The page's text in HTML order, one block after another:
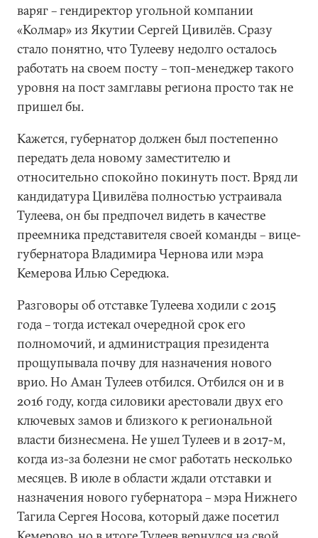
варяг – гендиректор угольной компании
«Колмар» из Якутии Сергей Цивилёв. Сразу
стало понятно, что Тулееву недолго осталось
работать на своем посту – топ-менеджер такого
уровня на пост замглавы региона просто так не
пришел бы.
Кажется, губернатор должен был постепенно
передать дела новому заместителю и
относительно спокойно покинуть пост. Вряд ли
кандидатура Цивилёва полностью устраивала
Тулеева, он бы предпочел видеть в качестве
преемника представителя своей команды – вице-
губернатора Владимира Чернова или мэра
Кемерова Илью Середюка.
Разговоры об отставке Тулеева ходили с 2015
года – тогда истекал очередной срок его
полномочий, и администрация президента
прощупывала почву для назначения нового
врио. Но Аман Тулеев отбился. Отбился он и в
2016 году, когда силовики арестовали двух его
ключевых замов и близкого к региональной
власти бизнесмена. Не ушел Тулеев и в 2017-м,
когда из-за болезни не смог работать несколько
месяцев. В июле в области ждали отставки и
назначения нового губернатора – мэра Нижнего
Тагила Сергея Носова, который даже посетил